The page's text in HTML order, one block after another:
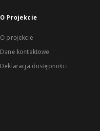
O Projekcie
O projekcie
Dane kontaktowe
Deklaracja dostępności